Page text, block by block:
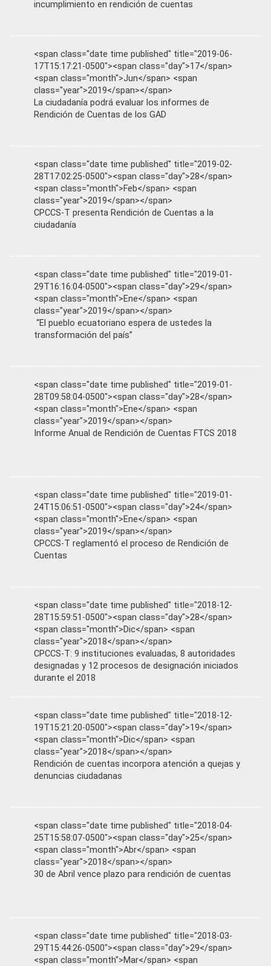
incumplimiento en rendición de cuentas
<span class="date time published" title="2019-06-
17T15:17:21-0500"><span class="day">17</span>
<span class="month">Jun</span> <span
class="year">2019</span></span>
La ciudadanía podrá evaluar los informes de
Rendición de Cuentas de los GAD
<span class="date time published" title="2019-02-
28T17:02:25-0500"><span class="day">28</span>
<span class="month">Feb</span> <span
class="year">2019</span></span>
CPCCS-T presenta Rendición de Cuentas a la
ciudadanía
<span class="date time published" title="2019-01-
29T16:16:04-0500"><span class="day">29</span>
<span class="month">Ene</span> <span
class="year">2019</span></span>
“El pueblo ecuatoriano espera de ustedes la
transformación del país”
<span class="date time published" title="2019-01-
28T09:58:04-0500"><span class="day">28</span>
<span class="month">Ene</span> <span
class="year">2019</span></span>
Informe Anual de Rendición de Cuentas FTCS 2018
<span class="date time published" title="2019-01-
24T15:06:51-0500"><span class="day">24</span>
<span class="month">Ene</span> <span
class="year">2019</span></span>
CPCCS-T reglamentó el proceso de Rendición de
Cuentas
<span class="date time published" title="2018-12-
28T15:59:51-0500"><span class="day">28</span>
<span class="month">Dic</span> <span
class="year">2018</span></span>
CPCCS-T: 9 instituciones evaluadas, 8 autoridades
designadas y 12 procesos de designación iniciados
durante el 2018
<span class="date time published" title="2018-12-
19T15:21:20-0500"><span class="day">19</span>
<span class="month">Dic</span> <span
class="year">2018</span></span>
Rendición de cuentas incorpora atención a quejas y
denuncias ciudadanas
<span class="date time published" title="2018-04-
25T15:58:07-0500"><span class="day">25</span>
<span class="month">Abr</span> <span
class="year">2018</span></span>
30 de Abril vence plazo para rendición de cuentas
<span class="date time published" title="2018-03-
29T15:44:26-0500"><span class="day">29</span>
<span class="month">Mar</span> <span